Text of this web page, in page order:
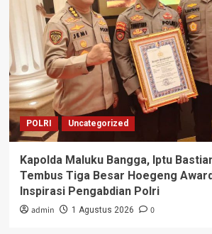
POLRI Uncategorized
Kapolda Maluku Bangga, Iptu
Tembus Tiga Besar Hoegeng
Inspirasi Pengabdian Polri
admin 1 Agustus 2026 0